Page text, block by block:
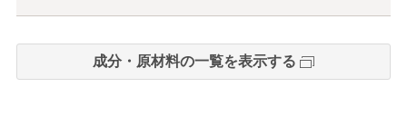
成分・原材料の一覧を表示する